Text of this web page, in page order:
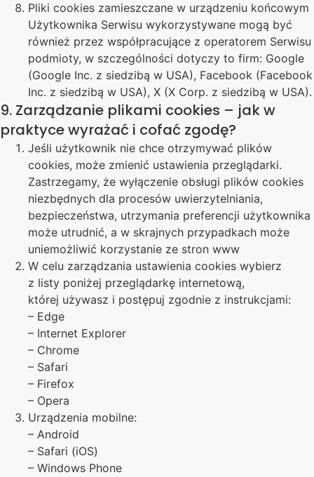
Pliki cookies zamieszczane w urządzeniu końcowym
Użytkownika Serwisu wykorzystywane mogą być
również przez współpracujące z operatorem Serwisu
podmioty, w szczególności dotyczy to firm: Google
(Google Inc. z siedzibą w USA), Facebook (Facebook
Inc. z siedzibą w USA), X (X Corp. z siedzibą w USA).
9. Zarządzanie plikami cookies – jak w
praktyce wyrażać i cofać zgodę?
Jeśli użytkownik nie chce otrzymywać plików
cookies, może zmienić ustawienia przeglądarki.
Zastrzegamy, że wyłączenie obsługi plików cookies
niezbędnych dla procesów uwierzytelniania,
bezpieczeństwa, utrzymania preferencji użytkownika
może utrudnić, a w skrajnych przypadkach może
uniemożliwić korzystanie ze stron www
W celu zarządzania ustawienia cookies wybierz
z listy poniżej przeglądarkę internetową,
której używasz i postępuj zgodnie z instrukcjami:
– Edge
– Internet Explorer
– Chrome
– Safari
– Firefox
– Opera
Urządzenia mobilne:
– Android
– Safari (iOS)
– Windows Phone